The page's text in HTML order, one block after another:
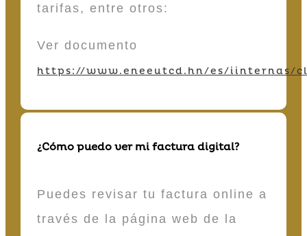
tarifas, entre otros:
Ver documento
https://www.eneeutcd.hn/es/iinternas/
¿Cómo puedo ver mi factura digital?
Puedes revisar tu factura online a
través de la página web de la